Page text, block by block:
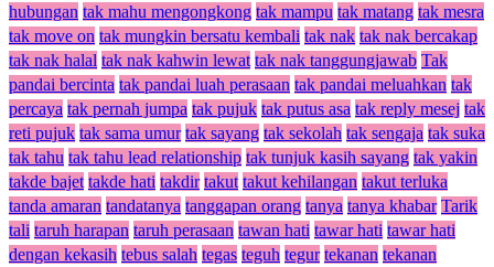
hubungan tak mahu mengongkong tak mampu tak matang tak mesra
tak move on tak mungkin bersatu kembali tak nak tak nak bercakap
tak nak halal tak nak kahwin lewat tak nak tanggungjawab Tak
pandai bercinta tak pandai luah perasaan tak pandai meluahkan tak
percaya tak pernah jumpa tak pujuk tak putus asa tak reply mesej tak
reti pujuk tak sama umur tak sayang tak sekolah tak sengaja tak suka
tak tahu tak tahu lead relationship tak tunjuk kasih sayang tak yakin
takde bajet takde hati takdir takut takut kehilangan takut terluka
tanda amaran tandatanya tanggapan orang tanya tanya khabar Tarik
tali taruh harapan taruh perasaan tawan hati tawar hati tawar hati
dengan kekasih tebus salah tegas teguh tegur tekanan tekanan